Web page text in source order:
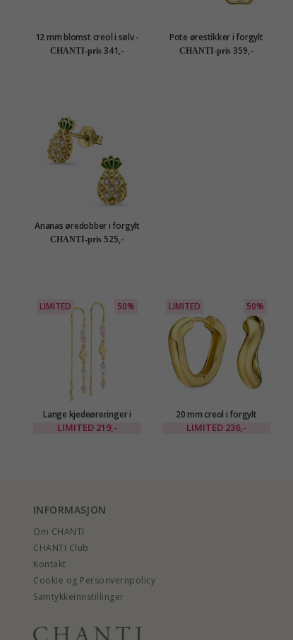
12 mm blomst creol i sølv -
Little Ones
CHANTI-pris 341,-
Pote ørestikker i forgylt
sølv - Little Ones
CHANTI-pris 359,-
Ananas øredobber i forgylt
sølv - Little Ones
CHANTI-pris 525,-
LIMITED 50%
Lange kjedeøreringer i
forgylt messing - Eliné
LIMITED 219,-
LIMITED 50%
20 mm creol i forgylt
messing - Eliné
LIMITED 236,-
INFORMASJON
Om CHANTI
CHANTI Club
Kontakt
Cookie og Personvernpolicy
Samtykkeinnstillinger